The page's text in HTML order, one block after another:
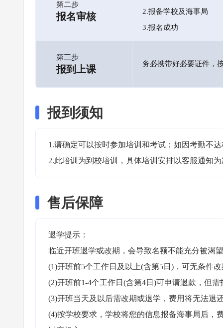
第二步
报名审核
2.报备学校及海事局
3.报名成功
第三步
报到上课 务必携带好必要证件，
报到须知
1.请确定可以按时参加培训和考试；如因考勤不
2.此培训为到校培训，具体培训安排以客服通知
售后保障
退学提示：
临近开班退学或改期，会导致名额不能充分被渴
(1)开班前5个工作日及以上(含第5日)，可无条件
(2)开班前1-4个工作日(含第4日)可申请退款，但
(3)开班当天及以后需改期或退学，费用将无法退
(4)按学校要求，学校将您的信息报备海事局后，